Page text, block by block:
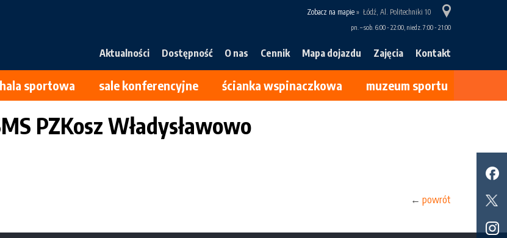
» Łódź, Al. Politechniki 10
Zobacz na mapie
pn. – sob. 6:00 - 22:00, niedz. 7:00 - 21:00
Main
navigation
Aktualności Dostępność O nas Cennik Mapa dojazdu Zajęcia Kontakt
hala sportowa sale konferencyjne ścianka wspinaczkowa muzeum sportu
PZKosz Władysławowo
← powrót